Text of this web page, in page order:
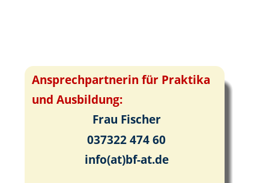
Ansprechpartnerin für Praktika
und Ausbildung:
Frau Fischer
037322 474 60
info(at)bf-at.de